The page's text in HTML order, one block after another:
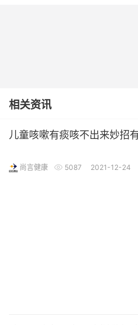
相关资讯
儿童咳嗽有痰咳不出来妙招
尚言健康 5087 2021-12-24